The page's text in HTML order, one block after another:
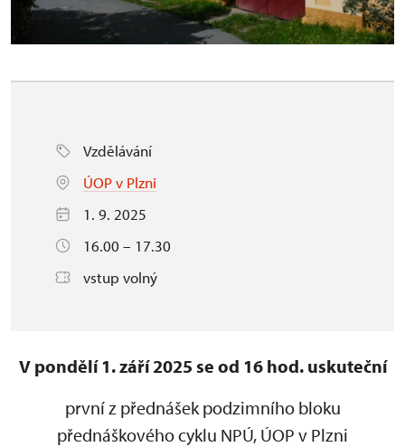
Vzdělávání
ÚOP v Plzni
1. 9. 2025
16.00 – 17.30
vstup volný
V pondělí 1. září 2025 se od 16 hod. uskuteční
první z přednášek podzimního bloku
přednáškového cyklu NPÚ, ÚOP v Plzni